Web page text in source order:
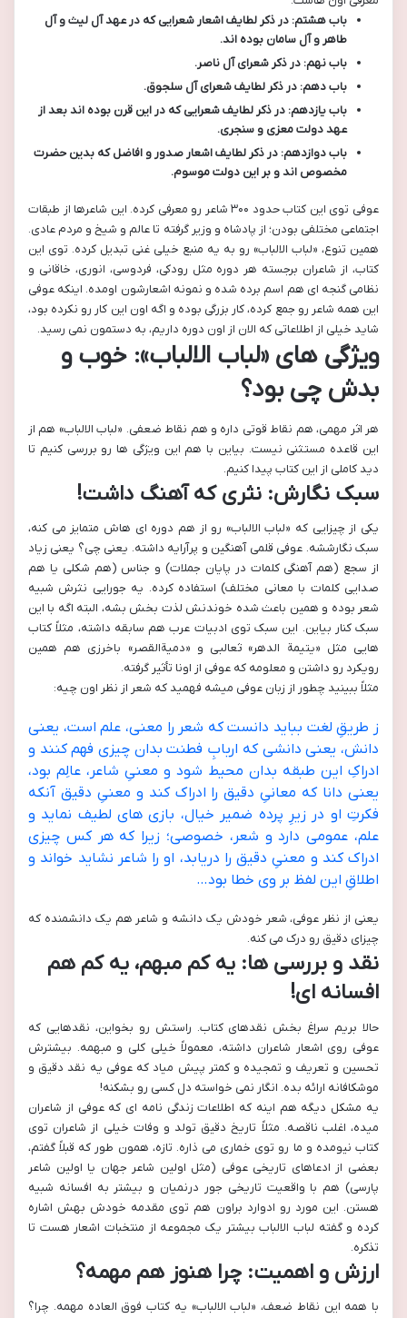
باب هشتم: در ذکر لطایف اشعار شعرایی که در عهد آل لیث و آل
طاهر و آل سامان بوده اند.
باب نهم: در ذکر شعرای آل ناصر.
باب دهم: در ذکر لطایف شعرای آل سلجوق.
باب یازدهم: در ذکر لطایف شعرایی که در این قرن بوده اند بعد از
عهد دولت معزی و سنجری.
باب دوازدهم: در ذکر لطایف اشعار صدور و افاضل که بدین حضرت
مخصوص اند و بر این دولت موسوم.
عوفی توی این کتاب حدود ۳۰۰ شاعر رو معرفی کرده. این شاعرها از طبقات
اجتماعی مختلفی بودن؛ از پادشاه و وزیر گرفته تا عالم و شیخ و مردم عادی.
همین تنوع، «لباب الالباب» رو به یه منبع خیلی غنی تبدیل کرده. توی این
کتاب، از شاعران برجسته هر دوره مثل رودکی، فردوسی، انوری، خاقانی و
نظامی گنجه ای هم اسم برده شده و نمونه اشعارشون اومده. اینکه عوفی
این همه شاعر رو جمع کرده، کار بزرگی بوده و اگه اون این کار رو نکرده بود،
شاید خیلی از اطلاعاتی که الان از اون دوره داریم، به دستمون نمی رسید.
ویژگی های «لباب الالباب»: خوب و
بدش چی بود؟
هر اثر مهمی، هم نقاط قوتی داره و هم نقاط ضعفی. «لباب الالباب» هم از
این قاعده مستثنی نیست. بیاین با هم این ویژگی ها رو بررسی کنیم تا
دید کاملی از این کتاب پیدا کنیم.
سبک نگارش: نثری که آهنگ داشت!
یکی از چیزایی که «لباب الالباب» رو از هم دوره ای هاش متمایز می کنه،
سبک نگارششه. عوفی قلمی آهنگین و پرآرایه داشته. یعنی چی؟ یعنی زیاد
از سجع (هم آهنگی کلمات در پایان جملات) و جناس (هم شکلی یا هم
صدایی کلمات با معانی مختلف) استفاده کرده. یه جورایی نثرش شبیه
شعر بوده و همین باعث شده خوندنش لذت بخش بشه، البته اگه با این
سبک کنار بیاین. این سبک توی ادبیات عرب هم سابقه داشته، مثلاً کتاب
هایی مثل «یتیمة الدهر» ثعالبی و «دمیةالقصر» باخرزی هم همین
رویکرد رو داشتن و معلومه که عوفی از اونا تأثیر گرفته.
مثلاً ببینید چطور از زبان عوفی میشه فهمید که شعر از نظر اون چیه:
ز طریقِ لغت بباید دانست که شعر را معنى، علم است، یعنى
دانش، یعنى دانشى که اربابِ فطنت بدان چیزى فهم کنند و
ادراکِ این طبقه بدان محیط شود و معنىِ شاعر، عالِم بود،
یعنى دانا که معانىِ دقیق را ادراک کند و معنىِ دقیق آنکه
فکرتِ او در زیرِ پرده ضمیر خیال، بازى هاى لطیف نماید و
علم، عمومى دارد و شعر، خصوصى؛ زیرا که هر کس چیزى
ادراک کند و معنىِ دقیق را دریابد، او را شاعر نشاید خواند و
اطلاقِ این لفظ بر وى خطا بود…
یعنی از نظر عوفی، شعر خودش یک دانشه و شاعر هم یک دانشمنده که
چیزای دقیق رو درک می کنه.
نقد و بررسی ها: یه کم مبهم، یه کم هم
افسانه ای!
حالا بریم سراغ بخش نقدهای کتاب. راستش رو بخواین، نقدهایی که
عوفی روی اشعار شاعران داشته، معمولاً خیلی کلی و مبهمه. بیشترش
تحسین و تعریف و تمجیده و کمتر پیش میاد که عوفی یه نقد دقیق و
موشکافانه ارائه بده. انگار نمی خواسته دل کسی رو بشکنه!
یه مشکل دیگه هم اینه که اطلاعات زندگی نامه ای که عوفی از شاعران
میده، اغلب ناقصه. مثلاً تاریخ دقیق تولد و وفات خیلی از شاعران توی
کتاب نیومده و ما رو توی خماری می ذاره. تازه، همون طور که قبلاً گفتم،
بعضی از ادعاهای تاریخی عوفی (مثل اولین شاعر جهان یا اولین شاعر
پارسی) هم با واقعیت تاریخی جور درنمیان و بیشتر به افسانه شبیه
هستن. این مورد رو ادوارد براون هم توی مقدمه خودش بهش اشاره
کرده و گفته لباب الالباب بیشتر یک مجموعه از منتخبات اشعار هست تا
تذکره.
ارزش و اهمیت: چرا هنوز هم مهمه؟
با همه این نقاط ضعف، «لباب الالباب» یه کتاب فوق العاده مهمه. چرا؟